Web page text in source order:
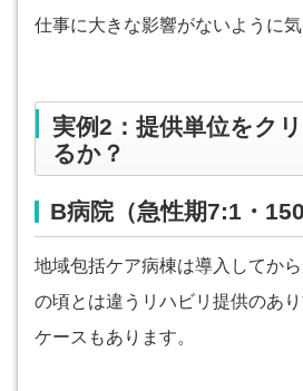
仕事に大きな影響がないように気
実例2：提供単位をク
るか？
B病院（急性期7:1・150
地域包括ケア病棟は導入してか
の頃とは違うリハビリ提供のあ
ケースもあります。